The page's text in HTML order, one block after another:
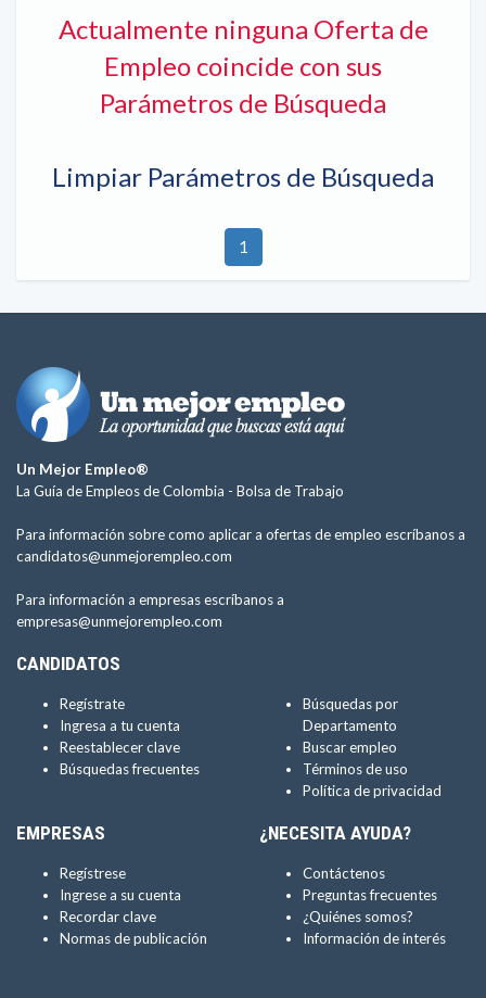
Actualmente ninguna Oferta de
Empleo coincide con sus
Parámetros de Búsqueda
Limpiar Parámetros de Búsqueda
1
Un Mejor Empleo®
La Guía de Empleos de Colombia - Bolsa de Trabajo
Para información sobre como aplicar a ofertas de empleo escríbanos a
candidatos@unmejorempleo.com
Para información a empresas escríbanos a
empresas@unmejorempleo.com
CANDIDATOS
Regístrate
Ingresa a tu cuenta
Reestablecer clave
Búsquedas frecuentes
Búsquedas por
Departamento
Buscar empleo
Términos de uso
Política de privacidad
EMPRESAS
Regístrese
Ingrese a su cuenta
Recordar clave
Normas de publicación
¿NECESITA AYUDA?
Contáctenos
Preguntas frecuentes
¿Quiénes somos?
Información de interés